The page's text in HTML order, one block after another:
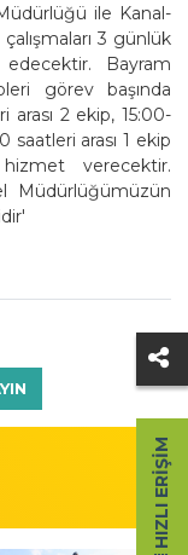
ile Kanal-
3 günlük
Bayram
görev başında
arası 2 ekip, 15:00-
saatleri arası 1 ekip
verecektir.
Müdürlüğümüzün
HIZLI ERIŞIM